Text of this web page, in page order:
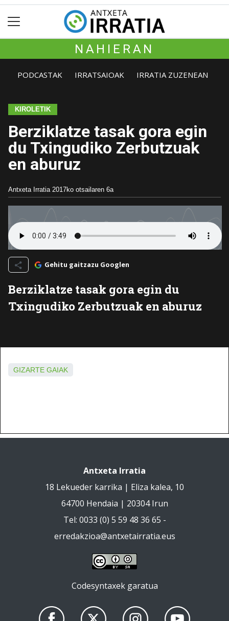
NAHIERAN
PODCASTAK IRRATSAIOAK IRRATIA ZUZENEAN
KIROLETIK
Berziklatze tasak gora egin
du Txingudiko Zerbutzuak
en aburuz
Antxeta Irratia 2017ko otsailaren 6a
Gehitu gaitzazu Googlen
Berziklatze tasak gora egin du
Txingudiko Zerbutzuak en aburuz
GIZARTE GAIAK
Antxeta Irratia
18 Lekueder karrika | Eliza kalea, 10
64700 Hendaia | 20304 Irun
Tel: 0033 (0) 5 59 48 36 65 -
erredakzioa@antxetairratia.eus
Codesyntaxek garatua